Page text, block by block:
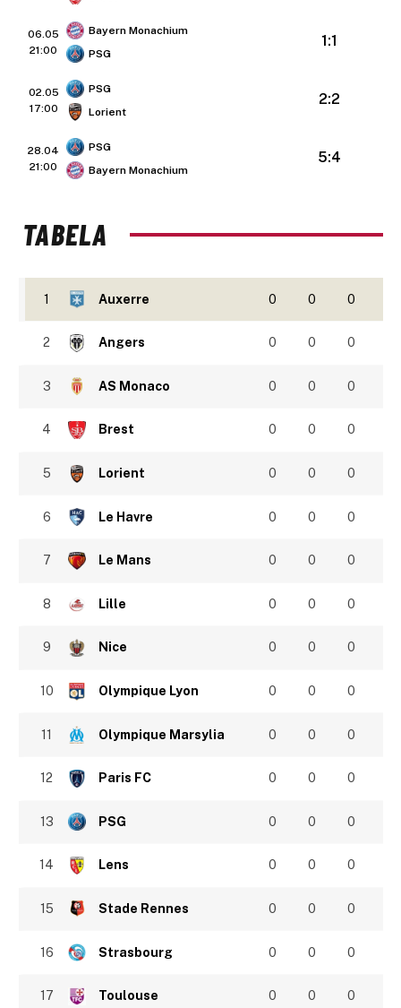
06.05
21:00
Bayern Monachium
PSG
1:1
02.05
17:00
PSG
Lorient
2:2
28.04
21:00
PSG
Bayern Monachium
5:4
TABELA
1 Auxerre 0 0 0
2 Angers 0 0 0
3 AS Monaco 0 0 0
4 Brest 0 0 0
5 Lorient 0 0 0
6 Le Havre 0 0 0
7 Le Mans 0 0 0
8 Lille 0 0 0
9 Nice 0 0 0
10 Olympique Lyon 0 0 0
11 Olympique Marsylia 0 0 0
12 Paris FC 0 0 0
13 PSG 0 0 0
14 Lens 0 0 0
15 Stade Rennes 0 0 0
16 Strasbourg 0 0 0
17 Toulouse 0 0 0